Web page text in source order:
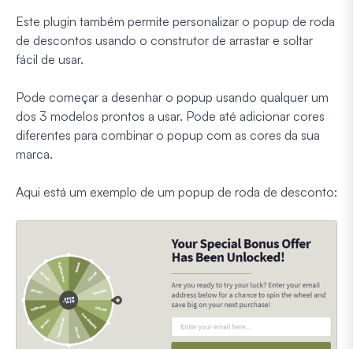
Este plugin também permite personalizar o popup de roda
de descontos usando o construtor de arrastar e soltar
fácil de usar.
Pode começar a desenhar o popup usando qualquer um
dos 3 modelos prontos a usar. Pode até adicionar cores
diferentes para combinar o popup com as cores da sua
marca.
Aqui está um exemplo de um popup de roda de desconto: